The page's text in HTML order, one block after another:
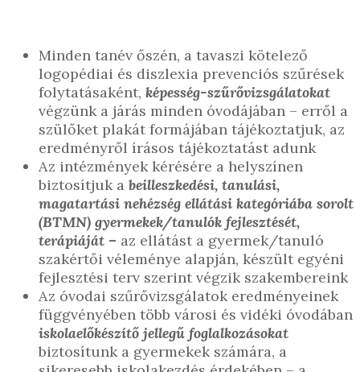
Minden tanév őszén, a tavaszi kötelező
logopédiai és diszlexia prevenciós szűrések
folytatásaként, képesség-szűrővizsgálatokat
végzünk a járás minden óvodájában – erről a
szülőket plakát formájában tájékoztatjuk, az
eredményről írásos tájékoztatást adunk
Az intézmények kérésére a helyszínen
biztosítjuk a beilleszkedési, tanulási,
magatartási nehézség ellátási kategóriába sorolt
(BTMN) gyermekek/tanulók fejlesztését,
terápiáját – az ellátást a gyermek/tanuló
szakértői véleménye alapján, készült egyéni
fejlesztési terv szerint végzik szakembereink
Az óvodai szűrővizsgálatok eredményeinek
függvényében több városi és vidéki óvodában
iskolaelőkészítő jellegű foglalkozásokat
biztosítunk a gyermekek számára, a